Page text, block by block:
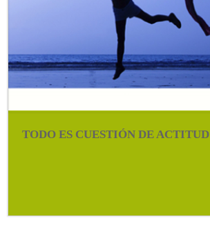
TODO ES CUESTIÓN DE ACTITUD